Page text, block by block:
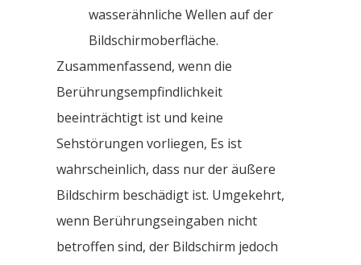
wasserähnliche Wellen auf der
Bildschirmoberfläche.
Zusammenfassend, wenn die
Berührungsempfindlichkeit
beeinträchtigt ist und keine
Sehstörungen vorliegen, Es ist
wahrscheinlich, dass nur der äußere
Bildschirm beschädigt ist. Umgekehrt,
wenn Berührungseingaben nicht
betroffen sind, der Bildschirm jedoch